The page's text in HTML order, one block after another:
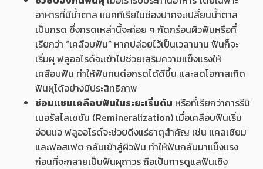
อาหารที่มีน้ำตาล แบคทีเรียในช่องปากจะเปลี่ยนน้ำตาล
เป็นกรด ซึ่งกรดเหล่านี้จะค่อย ๆ กัดกร่อนผิวฟันหรือที่
เรียกว่า “เคลือบฟัน” หากปล่อยไว้เป็นเวลานาน ฟันก็จะ
เริ่มผุ ฟลูออไรด์จะเข้าไปช่วยเสริมความแข็งแรงให้
เคลือบฟัน ทำให้ฟันทนต่อกรดได้ดีขึ้น และลดโอกาสเกิด
ฟันผุได้อย่างมีประสิทธิภาพ
ซ่อมแซมเคลือบฟันในระยะเริ่มต้น หรือที่เรียกว่าการรีมิ
เนอรัลไลเซชัน (Remineralization) เมื่อเคลือบฟันเริ่ม
อ่อนแอ ฟลูออไรด์จะช่วยดึงแร่ธาตุสำคัญ เช่น แคลเซียม
และฟอสเฟต กลับเข้าสู่ผิวฟัน ทำให้ฟันกลับมาแข็งแรง
ก่อนที่จะกลายเป็นฟันผุถาวร ถือเป็นการดูแลฟันเชิง